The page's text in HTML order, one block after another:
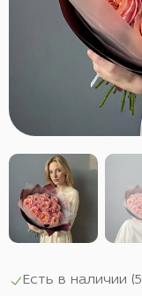
Есть в наличии (5